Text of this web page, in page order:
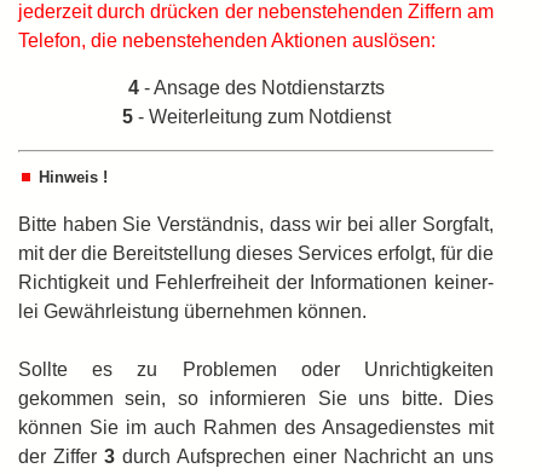
jederzeit durch drücken der nebenstehenden Ziffern am
Telefon, die nebenstehenden Aktionen auslösen:
4- Ansage des Notdienstarzts
5- Weiterleitung zum Notdienst
Hinweis !
Bitte haben Sie Verständnis, dass wir bei aller Sorgfalt,
mit der die Bereitstellung dieses Services erfolgt, für die
Richtigkeit und Fehlerfreiheit der Informationen keiner­
lei Gewährleistung übernehmen können.
Sollte es zu Problemen oder Unrichtigkeiten
gekommen sein, so informieren Sie uns bitte. Dies
können Sie im auch Rahmen des Ansagedienstes mit
der Ziffer 3 durch Auf­sprechen einer Nachricht an uns